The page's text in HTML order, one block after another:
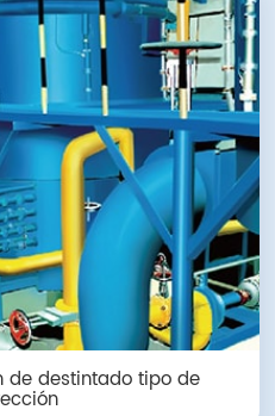
de destintado tipo de